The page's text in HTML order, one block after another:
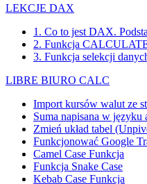
LEKCJE DAX
1. Co to jest DAX.
2. Funkcja
3. Funkcja selekcji
LIBRE BIURO CALC
Import kursów walut ze
Suma napisana w języku
Zmień układ tabel
Funkcjonować Google
Camel Case Funkcja
Funkcja Snake Case
Kebab Case Funkcja